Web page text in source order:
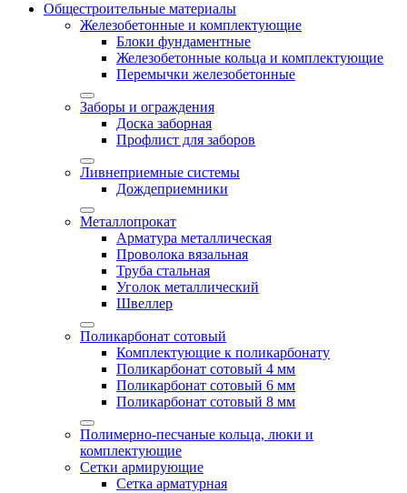
Общестроительные материалы
Железобетонные и комплектующие
Блоки фундаментные
Железобетонные кольца и комплектующие
Перемычки железобетонные
Заборы и ограждения
Доска заборная
Профлист для заборов
Ливнеприемные системы
Дождеприемники
Металлопрокат
Арматура металлическая
Проволока вязальная
Труба стальная
Уголок металлический
Швеллер
Поликарбонат сотовый
Комплектующие к поликарбонату
Поликарбонат сотовый 4 мм
Поликарбонат сотовый 6 мм
Поликарбонат сотовый 8 мм
Полимерно-песчаные кольца, люки и
комплектующие
Сетки армирующие
Сетка арматурная